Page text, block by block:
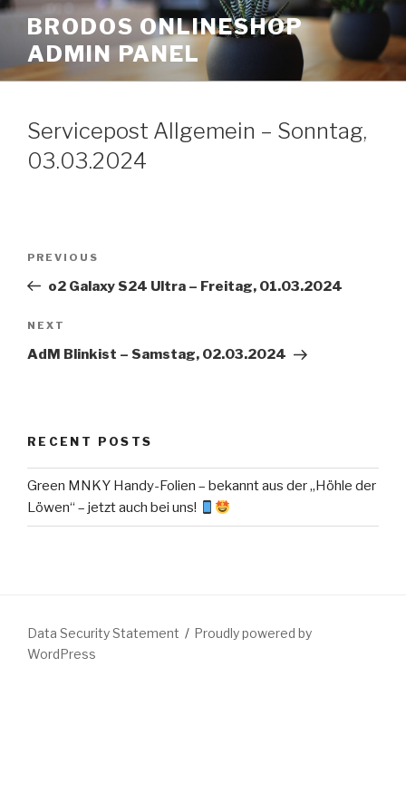
Skip
content
BRODOS ONLINESHOP
ADMIN PANEL
Servicepost Allgemein – Sonntag,
03.03.2024
Previous
Post
PREVIOUS
o2 Galaxy S24 Ultra – Freitag, 01.03.2024
Next
Post
NEXT
AdM Blinkist – Samstag, 02.03.2024
RECENT POSTS
Green MNKY Handy-Folien – bekannt aus der „Höhle der
Löwen“ – jetzt auch bei uns!
Data Security Statement
Proudly powered by
WordPress